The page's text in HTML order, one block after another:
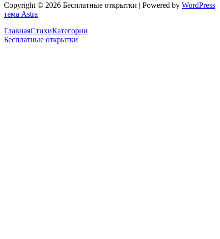
Copyright © 2026 Бесплатные открытки | Powered by WordPress
тема Astra
ГлавнаяСтихиКатегории
Бесплатные открытки